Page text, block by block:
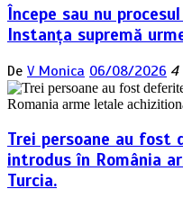
Începe sau nu
Instanța supremă
De V Monica 06/08/2026 4
Trei persoane au
introdus în România
Turcia.